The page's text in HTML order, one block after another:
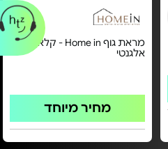
מראת גוף Home in - קלאסי |
אלגנטי
מחיר מיוחד